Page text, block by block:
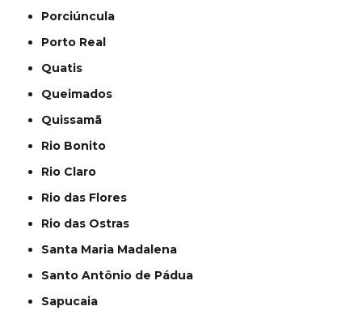
Porciúncula
Porto Real
Quatis
Queimados
Quissamã
Rio Bonito
Rio Claro
Rio das Flores
Rio das Ostras
Santa Maria Madalena
Santo Antônio de Pádua
Sapucaia